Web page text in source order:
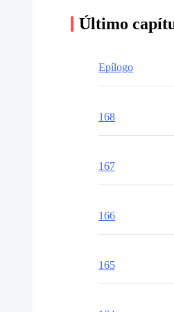
Último
Epílogo
168
167
166
165